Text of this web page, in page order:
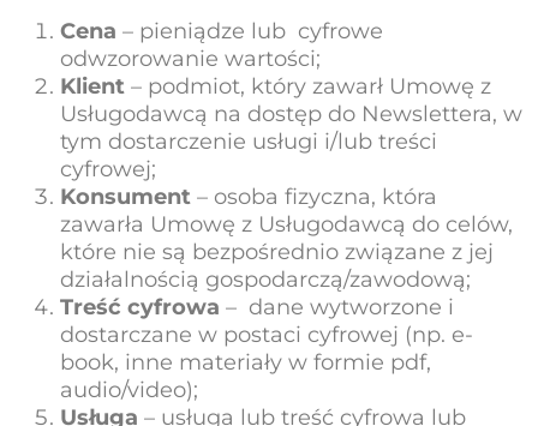
Cena – pieniądze lub cyfrowe
odwzorowanie wartości;
Klient – podmiot, który zawarł Umowę z
Usługodawcą na dostęp do Newslettera, w
tym dostarczenie usługi i/lub treści
cyfrowej;
Konsument – osoba fizyczna, która
zawarła Umowę z Usługodawcą do celów,
które nie są bezpośrednio związane z jej
działalnością gospodarczą/zawodową;
Treść cyfrowa – dane wytworzone i
dostarczane w postaci cyfrowej (np. e-
book, inne materiały w formie pdf,
audio/video);
Usługa – usługa lub treść cyfrowa lub